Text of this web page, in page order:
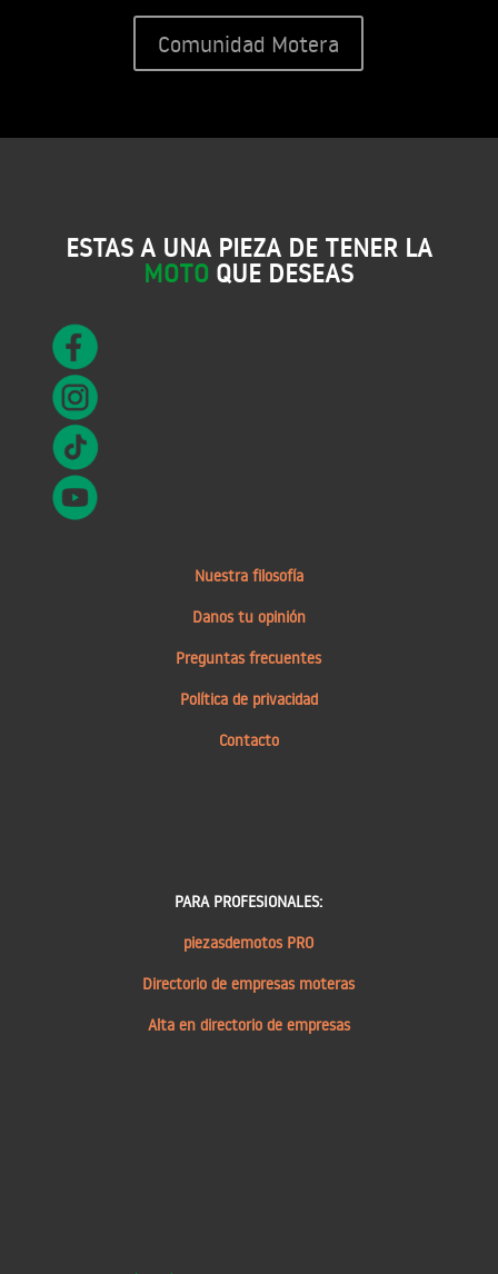
Comunidad Motera
ESTAS A UNA PIEZA DE TENER LA
MOTO QUE DESEAS
Nuestra filosofía
Danos tu opinión
Preguntas frecuentes
Política de privacidad
Contacto
PARA PROFESIONALES:
piezasdemotos PRO
Directorio de empresas moteras
Alta en directorio de empresas